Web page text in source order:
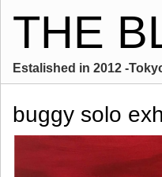
THE
Estalished in 2012 -
buggy solo